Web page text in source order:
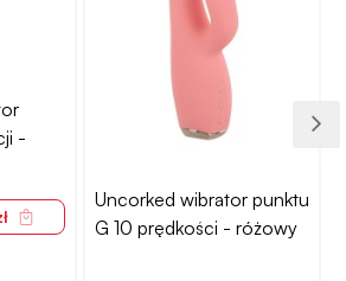
-
Uncorked wibrator punktu
G 10 prędkości - różowy